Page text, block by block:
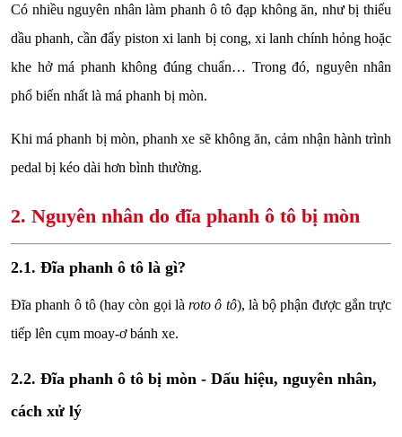
Có nhiều nguyên nhân làm phanh ô tô đạp không ăn, như bị thiếu
dầu phanh, cần đẩy piston xi lanh bị cong, xi lanh chính hỏng hoặc
khe hở má phanh không đúng chuẩn… Trong đó, nguyên nhân
phổ biến nhất là má phanh bị mòn.
Khi má phanh bị mòn, phanh xe sẽ không ăn, cảm nhận hành trình
pedal bị kéo dài hơn bình thường.
2. Nguyên nhân do đĩa phanh ô tô bị mòn
2.1. Đĩa phanh ô tô là gì?
Đĩa phanh ô tô (hay còn gọi là roto ô tô), là bộ phận được gắn trực
tiếp lên cụm moay-ơ bánh xe.
2.2. Đĩa phanh ô tô bị mòn - Dấu hiệu, nguyên nhân,
cách xử lý